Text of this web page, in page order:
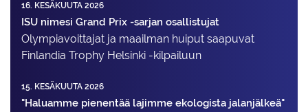
16. KESÄKUUTA 2026
ISU nimesi Grand Prix -sarjan osallistujat
Olympiavoittajat ja maailman huiput saapuvat
Finlandia Trophy Helsinki -kilpailuun
15. KESÄKUUTA 2026
"Haluamme pienentää lajimme ekologista jalanjälkeä"